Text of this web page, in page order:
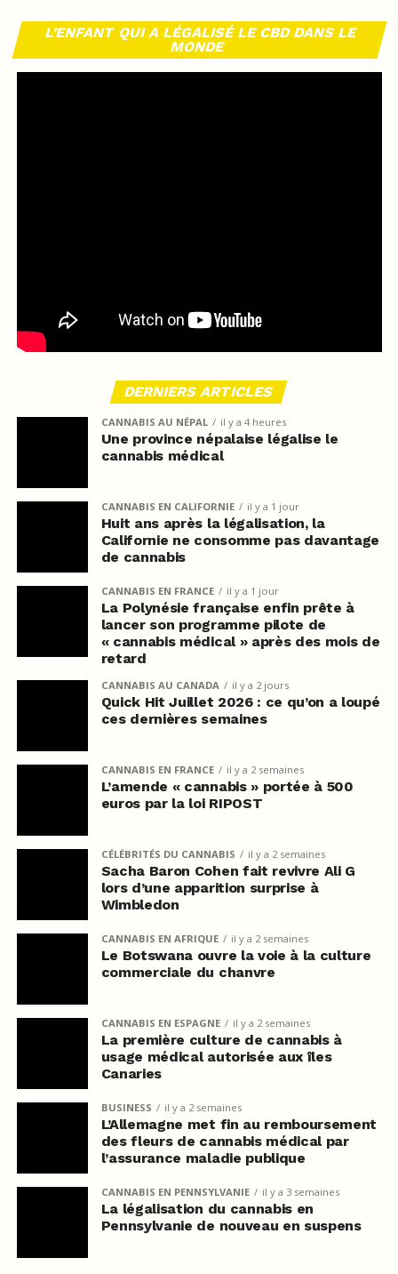
L’ENFANT QUI A LÉGALISÉ LE CBD DANS LE
MONDE
DERNIERS ARTICLES
CANNABIS AU NÉPAL il y a 4 heures
Une province népalaise légalise le
cannabis médical
CANNABIS EN CALIFORNIE il y a 1 jour
Huit ans après la légalisation, la
Californie ne consomme pas davantage
de cannabis
CANNABIS EN FRANCE il y a 1 jour
La Polynésie française enfin prête à
lancer son programme pilote de
« cannabis médical » après des mois de
retard
CANNABIS AU CANADA il y a 2 jours
Quick Hit Juillet 2026 : ce qu’on a loupé
ces dernières semaines
CANNABIS EN FRANCE il y a 2 semaines
L’amende « cannabis » portée à 500
euros par la loi RIPOST
CÉLÉBRITÉS DU CANNABIS il y a 2 semaines
Sacha Baron Cohen fait revivre Ali G
lors d’une apparition surprise à
Wimbledon
CANNABIS EN AFRIQUE il y a 2 semaines
Le Botswana ouvre la voie à la culture
commerciale du chanvre
CANNABIS EN ESPAGNE il y a 2 semaines
La première culture de cannabis à
usage médical autorisée aux îles
Canaries
BUSINESS il y a 2 semaines
L’Allemagne met fin au remboursement
des fleurs de cannabis médical par
l’assurance maladie publique
CANNABIS EN PENNSYLVANIE il y a 3 semaines
La légalisation du cannabis en
Pennsylvanie de nouveau en suspens